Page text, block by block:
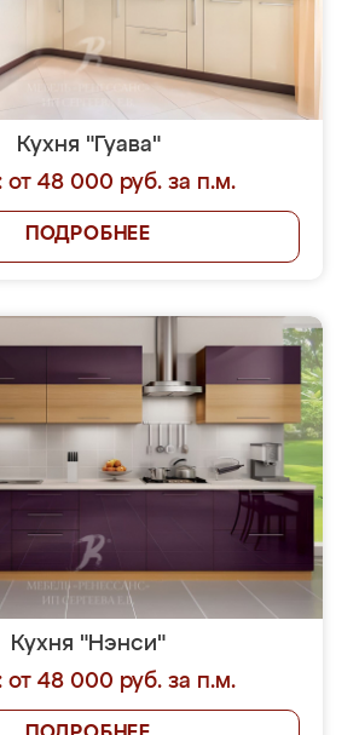
Кухня "Гуава"
от 48 000 руб. за п.м.
ПОДРОБНЕЕ
Кухня "Нэнси"
от 48 000 руб. за п.м.